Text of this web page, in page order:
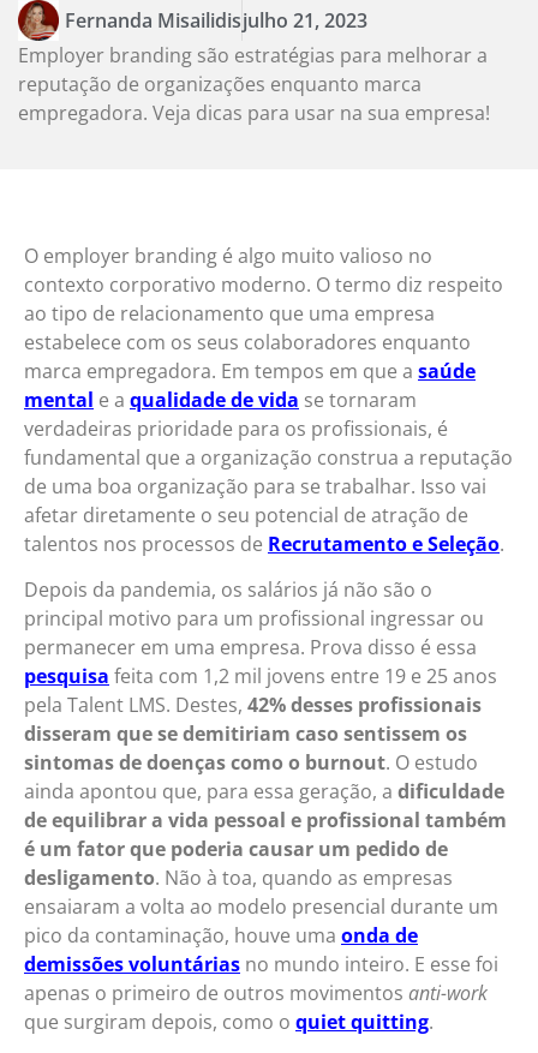
Fernanda Misailidisjulho 21, 2023
Employer branding são estratégias para melhorar a
reputação de organizações enquanto marca
empregadora. Veja dicas para usar na sua empresa!
O employer branding é algo muito valioso no
contexto corporativo moderno. O termo diz respeito
ao tipo de relacionamento que uma empresa
estabelece com os seus colaboradores enquanto
marca empregadora. Em tempos em que a saúde
mental e a qualidade de vida se tornaram
verdadeiras prioridade para os profissionais, é
fundamental que a organização construa a reputação
de uma boa organização para se trabalhar. Isso vai
afetar diretamente o seu potencial de atração de
talentos nos processos de RecrutamentoeSeleção.
Depois da pandemia, os salários já não são o
principal motivo para um profissional ingressar ou
permanecer em uma empresa. Prova disso é essa
pesquisa feita com 1,2 mil jovens entre 19 e 25 anos
pela Talent LMS. Destes, 42% desses profissionais
disseram que se demitiriam caso sentissem os
sintomas de doenças como o burnout. O estudo
ainda apontou que, para essa geração, a dificuldade
de equilibrar a vida pessoal e profissional também
é um fator que poderia causar um pedido de
desligamento. Não à toa, quando as empresas
ensaiaram a volta ao modelo presencial durante um
pico da contaminação, houve uma onda de
demissões voluntárias no mundo inteiro. E esse foi
apenas o primeiro de outros movimentos anti-work
que surgiram depois, como o quiet quitting.